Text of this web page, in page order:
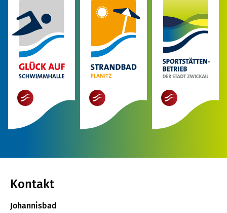
mehr mehr mehr
Kontakt
Johannisbad